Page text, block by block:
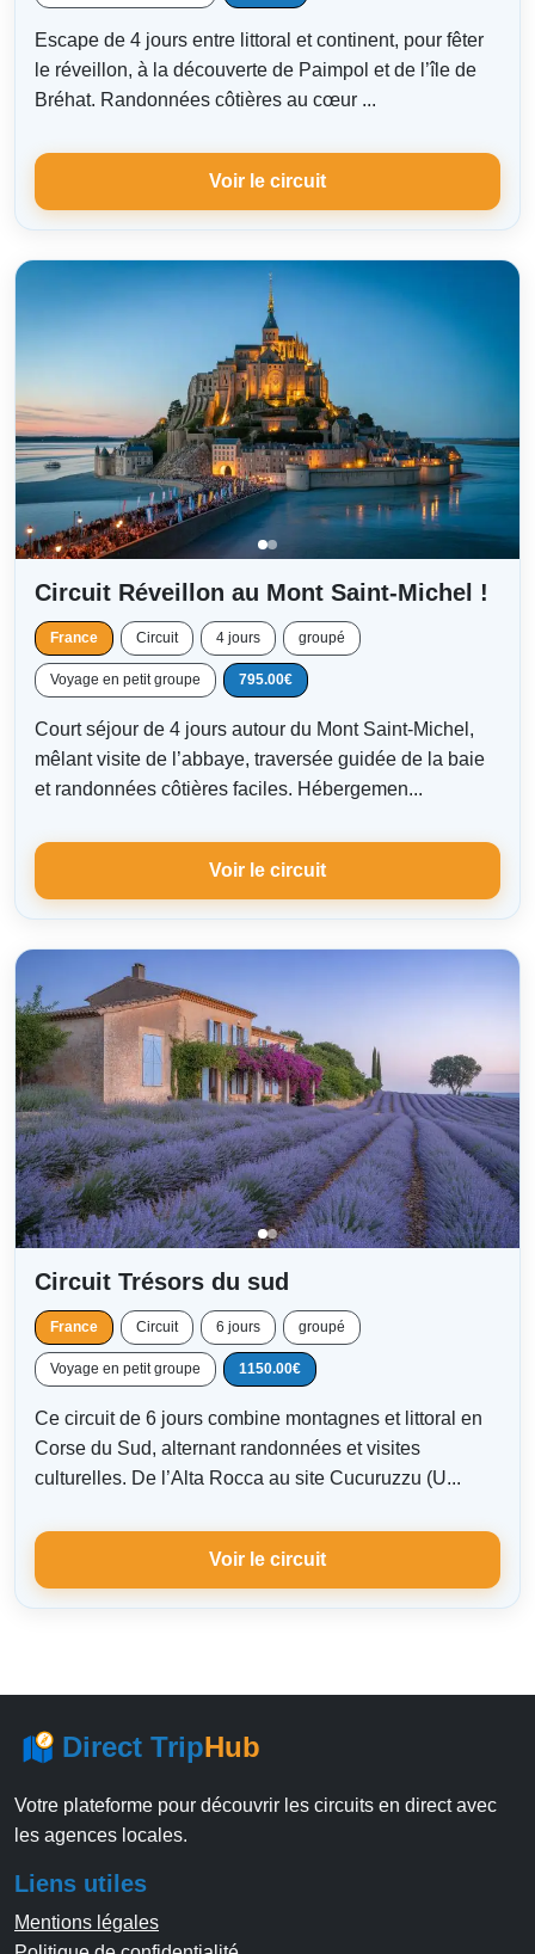
Escape de 4 jours entre littoral et continent, pour fêter
le réveillon, à la découverte de Paimpol et de l’île de
Bréhat. Randonnées côtières au cœur ...
Voir le circuit
Circuit Réveillon au Mont Saint-Michel !
France Circuit 4 jours groupé
Voyage en petit groupe 795.00€
Court séjour de 4 jours autour du Mont Saint-Michel,
mêlant visite de l’abbaye, traversée guidée de la baie
et randonnées côtières faciles. Hébergemen...
Voir le circuit
Circuit Trésors du sud
France Circuit 6 jours groupé
Voyage en petit groupe 1150.00€
Ce circuit de 6 jours combine montagnes et littoral en
Corse du Sud, alternant randonnées et visites
culturelles. De l’Alta Rocca au site Cucuruzzu (U...
Voir le circuit
Direct TripHub
Votre plateforme pour découvrir les circuits en direct avec
les agences locales.
Liens utiles
Mentions légales